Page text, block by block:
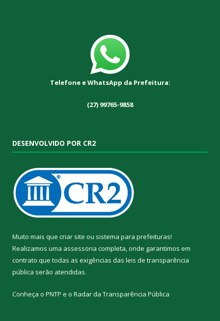
Telefone e WhatsApp da Prefeitura:
(27) 99765-9858
DESENVOLVIDO POR CR2
Muito mais que criar site ou sistema para prefeituras!
Realizamos uma assessoria completa, onde garantimos em
contrato que todas as exigências das leis de transparência
pública serão atendidas.
Conheça o PNTP e o Radar da Transparência Pública